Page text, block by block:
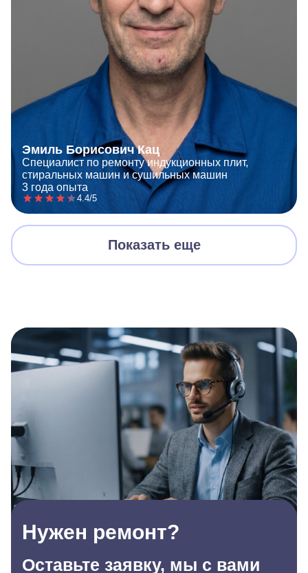
Эмиль Борисович Кац
Специалист по ремонту индукционных плит,
стиральных машин и сушильных машин
3 года опыта
4.4/5
Показать еще
Нужен ремонт?
Оставьте заявку, мы с вами